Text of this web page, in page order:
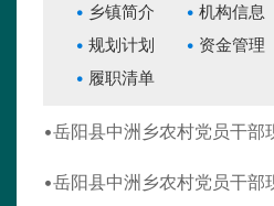
乡镇简介
机构信息
规划计划
资金管理
履职清单